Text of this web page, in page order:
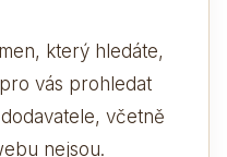
který hledáte,
vás prohledat
včetně
nejsou.